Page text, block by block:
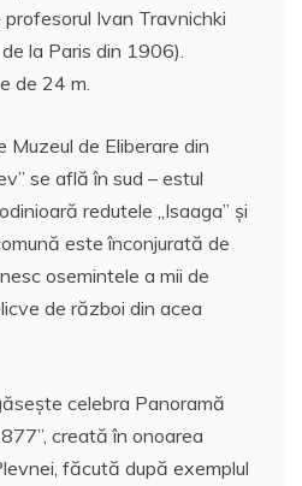
Ivan Travnichki
la Paris din 1906).
de 24 m.
Muzeul de Eliberare din
se află în sud – estul
redutele „Isaaga” şi
este înconjurată de
osemintele a mii de
de război din acea
celebra Panoramă
creată în onoarea
făcută după exemplul